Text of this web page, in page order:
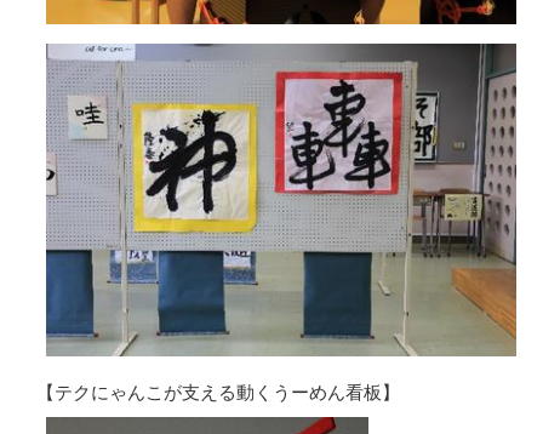
【テクにゃんこが支える動くうーめん看板】